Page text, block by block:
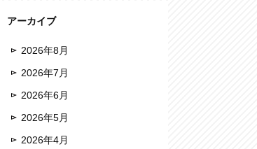
アーカイブ
2026年8月
2026年7月
2026年6月
2026年5月
2026年4月